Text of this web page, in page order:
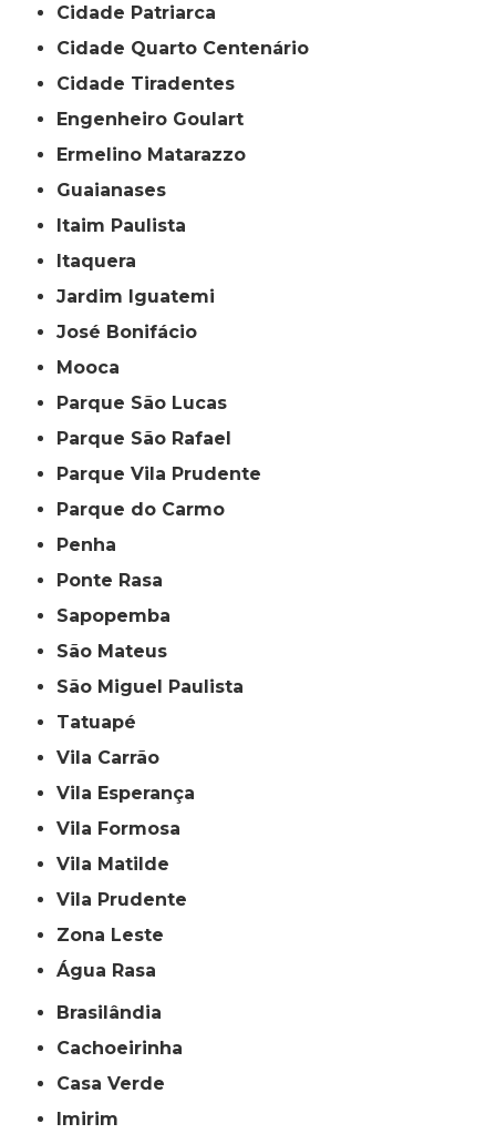
Cidade Patriarca
Cidade Quarto Centenário
Cidade Tiradentes
Engenheiro Goulart
Ermelino Matarazzo
Guaianases
Itaim Paulista
Itaquera
Jardim Iguatemi
José Bonifácio
Mooca
Parque São Lucas
Parque São Rafael
Parque Vila Prudente
Parque do Carmo
Penha
Ponte Rasa
Sapopemba
São Mateus
São Miguel Paulista
Tatuapé
Vila Carrão
Vila Esperança
Vila Formosa
Vila Matilde
Vila Prudente
Zona Leste
Água Rasa
Brasilândia
Cachoeirinha
Casa Verde
Imirim